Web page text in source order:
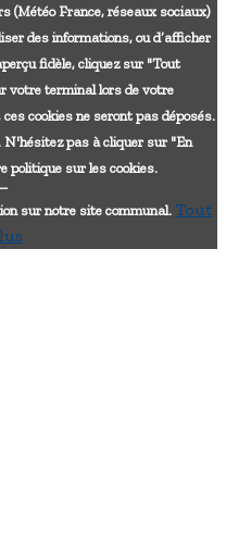
(Météo France, réseaux sociaux)
des informations, ou d’afficher
fidèle, cliquez sur "Tout
votre terminal lors de votre
cookies ne seront pas déposés.
N'hésitez pas à cliquer sur "En
politique sur les cookies.
sur notre site communal. Tout